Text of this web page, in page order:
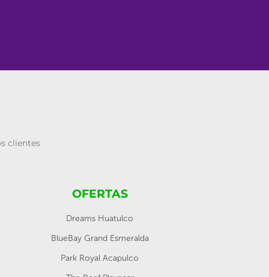
clientes
OFERTAS
Dreams Huatulco
BlueBay Grand Esmeralda
Park Royal Acapulco